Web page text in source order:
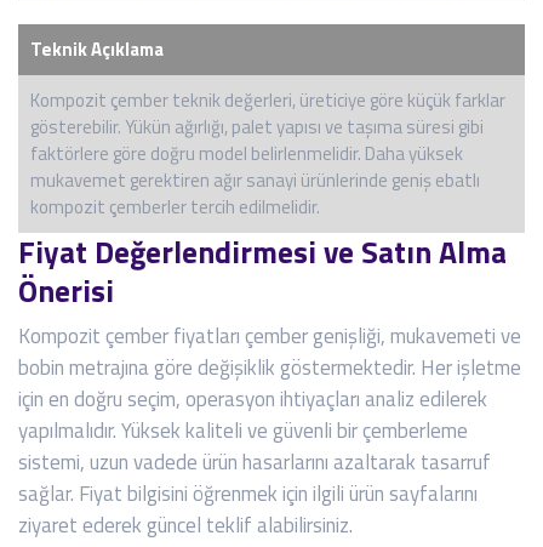
Teknik Açıklama
Kompozit çember teknik değerleri, üreticiye göre küçük farklar
gösterebilir. Yükün ağırlığı, palet yapısı ve taşıma süresi gibi
faktörlere göre doğru model belirlenmelidir. Daha yüksek
mukavemet gerektiren ağır sanayi ürünlerinde geniş ebatlı
kompozit çemberler tercih edilmelidir.
Fiyat Değerlendirmesi ve Satın Alma
Önerisi
Kompozit çember fiyatları çember genişliği, mukavemeti ve
bobin metrajına göre değişiklik göstermektedir. Her işletme
için en doğru seçim, operasyon ihtiyaçları analiz edilerek
yapılmalıdır. Yüksek kaliteli ve güvenli bir çemberleme
sistemi, uzun vadede ürün hasarlarını azaltarak tasarruf
sağlar. Fiyat bilgisini öğrenmek için ilgili ürün sayfalarını
ziyaret ederek güncel teklif alabilirsiniz.